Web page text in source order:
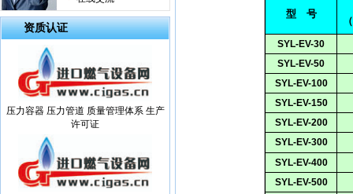
资质认证
压力容器 压力管道 质量管理体系 生产
许可证
型 号
（
SYL-EV-30
SYL-EV-50
SYL-EV-100
SYL-EV-150
SYL-EV-200
SYL-EV-300
SYL-EV-400
SYL-EV-500